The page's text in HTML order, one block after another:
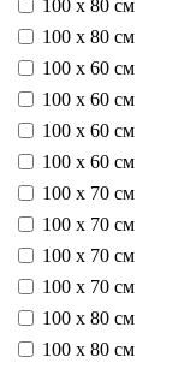
100 х 80 см
100 х 80 см
100 х 60 см
100 х 60 см
100 х 60 см
100 х 60 см
100 х 70 см
100 х 70 см
100 х 70 см
100 х 70 см
100 х 80 см
100 х 80 см